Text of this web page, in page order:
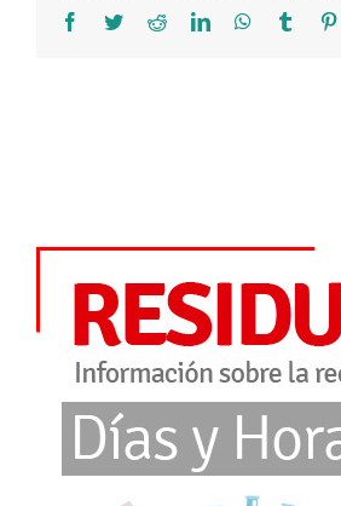
Facebook
TwitterRedditLinkedInWhatsApp
Tumblr